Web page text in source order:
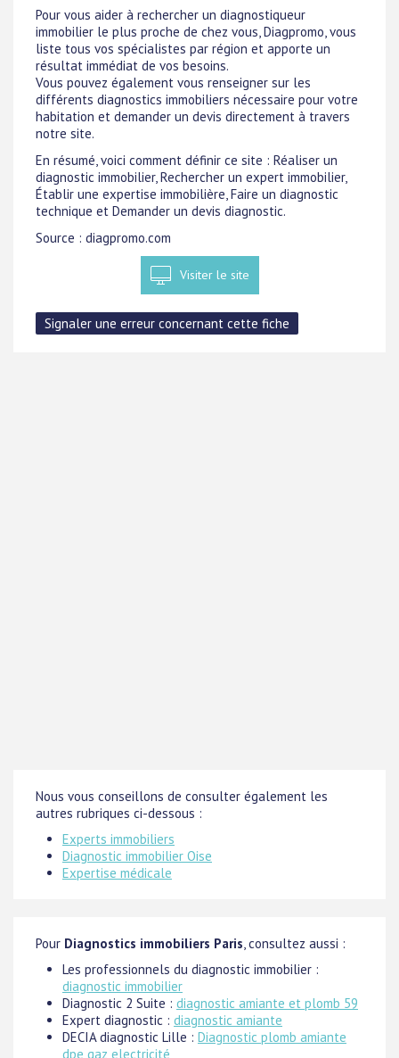
Pour vous aider à rechercher un diagnostiqueur
immobilier le plus proche de chez vous, Diagpromo, vous
liste tous vos spécialistes par région et apporte un
résultat immédiat de vos besoins.
Vous pouvez également vous renseigner sur les
différents diagnostics immobiliers nécessaire pour votre
habitation et demander un devis directement à travers
notre site.
En résumé, voici comment définir ce site : Réaliser un
diagnostic immobilier, Rechercher un expert immobilier,
Établir une expertise immobilière, Faire un diagnostic
technique et Demander un devis diagnostic.
Source : diagpromo.com
Visiter le site
Nous vous conseillons de consulter également les
autres rubriques ci-dessous :
Experts immobiliers
Diagnostic immobilier Oise
Expertise médicale
Pour Diagnostics immobiliers Paris, consultez aussi :
Les professionnels du diagnostic immobilier :
diagnostic immobilier
Diagnostic 2 Suite : diagnostic amiante et plomb 59
Expert diagnostic : diagnostic amiante
DECIA diagnostic Lille : Diagnostic plomb amiante
dpe gaz electricité